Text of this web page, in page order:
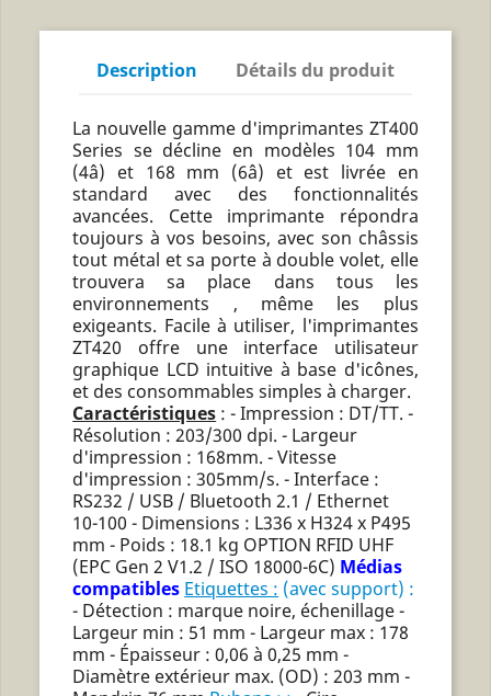
Description Détails du produit
La nouvelle gamme d'imprimantes ZT400
Series se décline en modèles 104 mm
(4â) et 168 mm (6â) et est livrée en
standard avec des fonctionnalités
avancées. Cette imprimante répondra
toujours à vos besoins, avec son châssis
tout métal et sa porte à double volet, elle
trouvera sa place dans tous les
environnements , même les plus
exigeants. Facile à utiliser, l'imprimantes
ZT420 offre une interface utilisateur
graphique LCD intuitive à base d'icônes,
et des consommables simples à charger.
Caractéristiques : - Impression : DT/TT. -
Résolution : 203/300 dpi. - Largeur
d'impression : 168mm. - Vitesse
d'impression : 305mm/s. - Interface :
RS232 / USB / Bluetooth 2.1 / Ethernet
10-100 - Dimensions : L336 x H324 x P495
mm - Poids : 18.1 kg OPTION RFID UHF
(EPC Gen 2 V1.2 / ISO 18000-6C) Médias
compatibles Etiquettes : (avec support) :
- Détection : marque noire, échenillage -
Largeur min : 51 mm - Largeur max : 178
mm - Épaisseur : 0,06 à 0,25 mm -
Diamètre extérieur max. (OD) : 203 mm -